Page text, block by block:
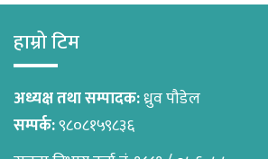
हाम्रो टिम
अध्यक्ष तथा सम्पादक:ध्रुव पौडेल
सम्पर्क:९८०८१५९८३६